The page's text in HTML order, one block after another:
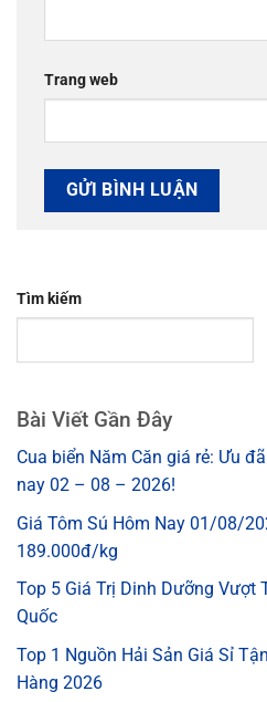
Trang web
Tìm kiếm
Bài Viết Gần Đây
Cua biển Năm Căn giá rẻ: Ưu
nay 02 – 08 – 2026!
Giá Tôm Sú Hôm Nay 01/08/
189.000đ/kg
Top 5 Giá Trị Dinh Dưỡng Vượt
Quốc
Top 1 Nguồn Hải Sản Giá Sỉ
Hàng 2026